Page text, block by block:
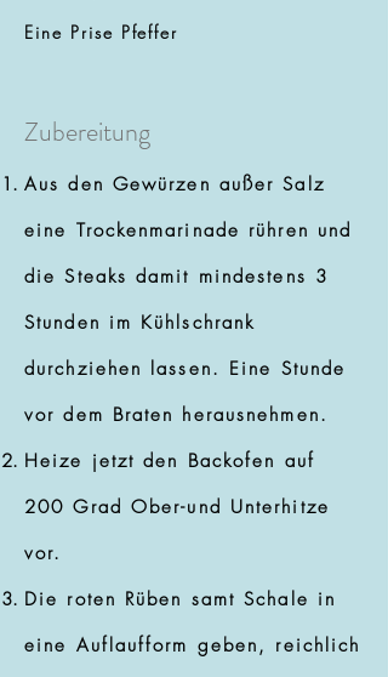
Eine Prise Pfeffer
Zubereitung
Aus den Gewürzen außer Salz
eine Trockenmarinade rühren und
die Steaks damit mindestens 3
Stunden im Kühlschrank
durchziehen lassen. Eine Stunde
vor dem Braten herausnehmen.
Heize jetzt den Backofen auf
200 Grad Ober-und Unterhitze
vor.
Die roten Rüben samt Schale in
eine Auflaufform geben, reichlich